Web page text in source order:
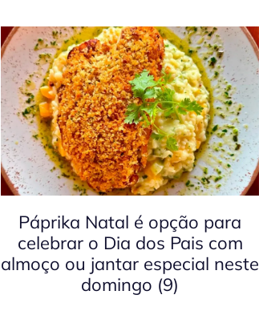
Páprika Natal é opção para
celebrar o Dia dos Pais com
almoço ou jantar especial neste
domingo (9)